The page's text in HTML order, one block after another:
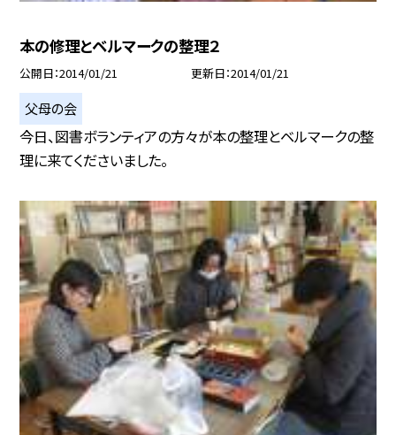
本の修理とベルマークの整理２
公開日 2014/01/21 更新日 2014/01/21
父母の会
今日、図書ボランティアの方々が本の整理とベルマークの整
理に来てくださいました。